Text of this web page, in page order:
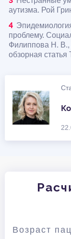
аутизма. Рой
проблему.
Филиппова Н.
обзорная
Возраст